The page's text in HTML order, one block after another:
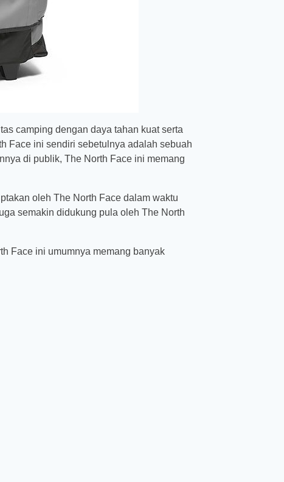
camping dengan daya tahan kuat serta
Face ini sendiri sebetulnya adalah sebuah
di publik, The North Face ini memang
oleh The North Face dalam waktu
semakin didukung pula oleh The North
Face ini umumnya memang banyak